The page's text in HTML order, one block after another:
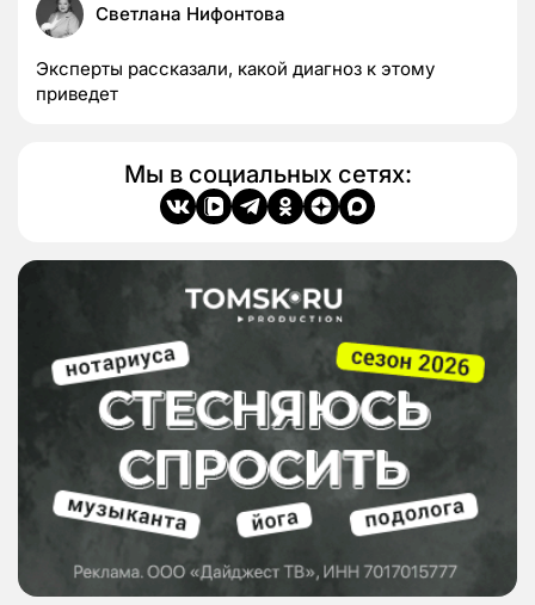
Светлана Нифонтова
Эксперты рассказали, какой диагноз к этому
приведет
Мы в социальных сетях: